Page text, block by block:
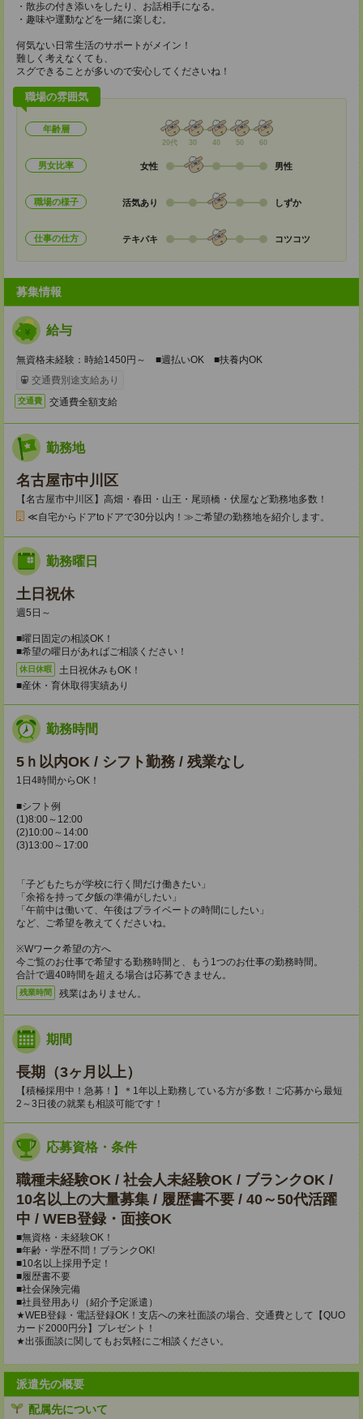
・散歩の付き添いをしたり、お話相手になる。
・趣味や運動などを一緒に楽しむ。
何気ない日常生活のサポートがメイン！
難しく考えなくても、
スグできることが多いので安心してくださいね！
職場の雰囲気
年齢層
20代 30 40 50 60
男女比率 女性 男性
職場の様子 活気あり しずか
仕事の仕方 テキパキ コツコツ
募集情報
給与
無資格未経験：時給1450円～ ■週払いOK ■扶養内OK
交通費別途支給あり
交通費 交通費全額支給
勤務地
名古屋市中川区
【名古屋市中川区】高畑・春田・山王・尾頭橋・伏屋など勤務地多数！
≪自宅からドアtoドアで30分以内！≫ご希望の勤務地を紹介します。
勤務曜日
土日祝休
週5日～
■曜日固定の相談OK！
■希望の曜日があればご相談ください！
休日休暇
土日祝休みもOK！
■産休・育休取得実績あり
勤務時間
5ｈ以内OK / シフト勤務 / 残業なし
1日4時間からOK！
■シフト例
(1)8:00～12:00
(2)10:00～14:00
(3)13:00～17:00
「子どもたちが学校に行く間だけ働きたい」
「余裕を持って夕飯の準備がしたい」
「午前中は働いて、午後はプライベートの時間にしたい」
など、ご希望を教えてくださいね。
※Wワーク希望の方へ
今ご覧のお仕事で希望する勤務時間と、もう1つのお仕事の勤務時間。
合計で週40時間を超える場合は応募できません。
残業時間 残業はありません。
期間
長期（3ヶ月以上）
【積極採用中！急募！】＊1年以上勤務している方が多数！ご応募から最短
2～3日後の就業も相談可能です！
応募資格・条件
職種未経験OK / 社会人未経験OK / ブランクOK /
10名以上の大量募集 / 履歴書不要 / 40～50代活躍
中 / WEB登録・面接OK
■無資格・未経験OK！
■年齢・学歴不問！ブランクOK!
■10名以上採用予定！
■履歴書不要
■社会保険完備
■社員登用あり（紹介予定派遣）
★WEB登録・電話登録OK！支店への来社面談の場合、交通費として【QUO
カード2000円分】プレゼント！
★出張面談に関してもお気軽にご相談ください。
派遣先の概要
配属先について